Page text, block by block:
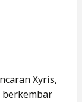
Xyris,
berkembar